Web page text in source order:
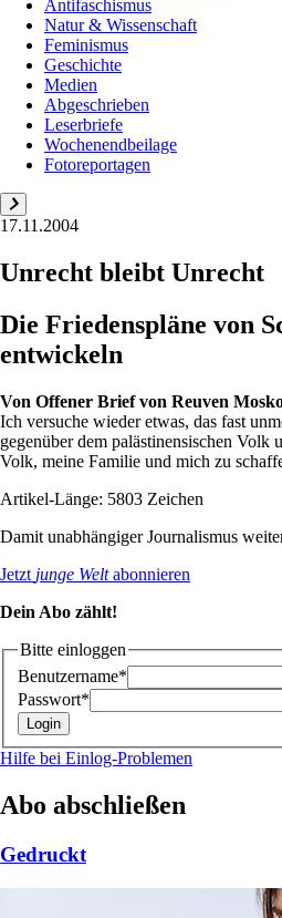
Antifaschismus
Natur & Wissenschaft
Feminismus
Geschichte
Medien
Abgeschrieben
Leserbriefe
Wochenendbeilage
Fotoreportagen
17.11.2004
Unrecht bleibt Unrecht
Die Friedenspläne von
entwickeln
Von Offener Brief von Reuven
Ich versuche wieder etwas, das fast
gegenüber dem palästinensischen
Volk, meine Familie und mich zu
Artikel-Länge: 5803 Zeichen
Damit unabhängiger Journalismus
Jetzt junge Weltabonnieren
Dein Abo zählt!
Bitte einloggen
Benutzername*
Passwort*
Hilfe bei Einlog-Problemen
Abo abschließen
Gedruckt